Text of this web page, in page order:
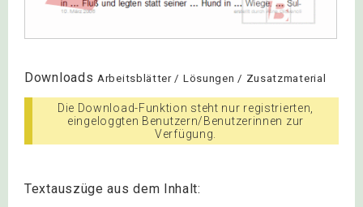
Downloads Arbeitsblätter / Lösungen / Zusatzmaterial
Die Download-Funktion steht nur registrierten,
eingeloggten Benutzern/Benutzerinnen zur
Verfügung.
Textauszüge aus dem Inhalt: